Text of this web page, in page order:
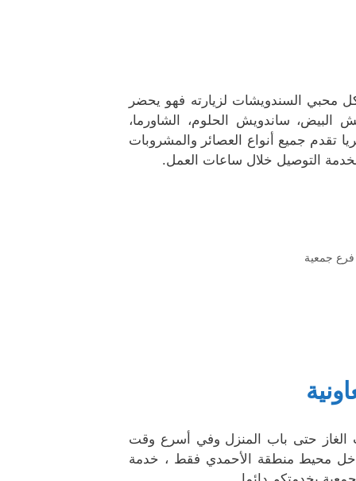
فهد الاحمد قطعة 4 فرع بيدعو كل محبي السندويشات لزيارته فهو يحضر
البيض، ساندويش الحلوم، الشاورما،
تقدم جميع أنواع العصائر والمشروبات
جمعية
الغاز حتى باب المنزل وفي أسرع وقت
محيط منطقة الأحمدي فقط ، خدمة